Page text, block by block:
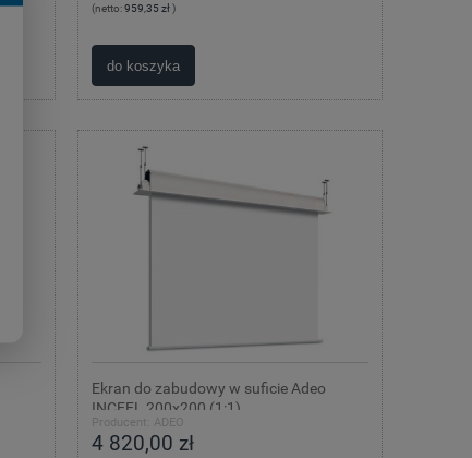
(netto:959,35 zł)
do koszyka
Ekran do zabudowy w suficie Adeo
INCEEL 200x200 (1:1)
Producent: ADEO
4 820,00 zł